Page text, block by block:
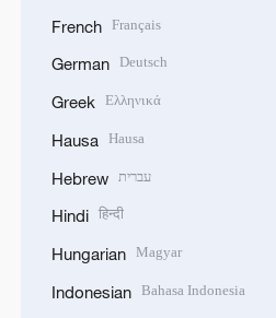
French Français
German Deutsch
Greek Ελληνικά
Hausa Hausa
Hebrew עברית
Hindi हिन्दी
Hungarian Magyar
Indonesian Bahasa Indonesia